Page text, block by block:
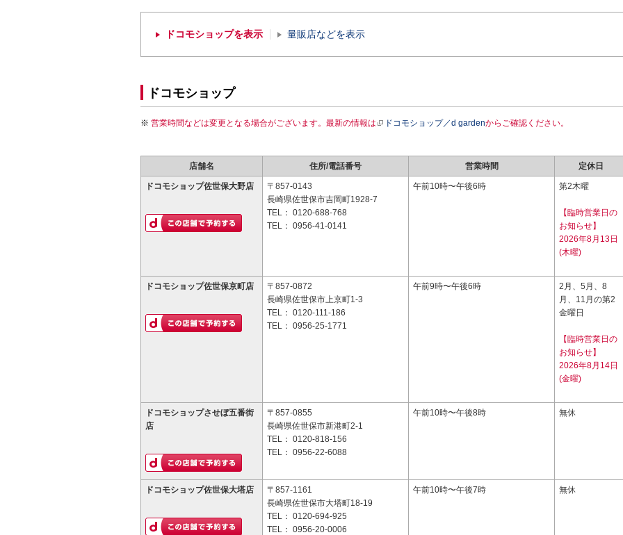
ドコモショップを表示 量販店などを表示
ドコモショップ
営業時間などは変更となる場合がございます。最新の情報は ドコモショップ／d gardenからご確認ください。
店舗名 住所/電話番号 営業時間 定休日
ドコモショップ佐世保大野店
〒857-0143
長崎県佐世保市吉岡町1928-7
TEL： 0120-688-768
TEL： 0956-41-0141
午前10時〜午後6時 第2木曜
【臨時営業日の
お知らせ】
2026年8月13日
(木曜)
ドコモショップ佐世保京町店
〒857-0872
長崎県佐世保市上京町1-3
TEL： 0120-111-186
TEL： 0956-25-1771
午前9時〜午後6時
2月、5月、8
月、11月の第2
金曜日
【臨時営業日の
お知らせ】
2026年8月14日
(金曜)
ドコモショップさせぼ五番街
店
〒857-0855
長崎県佐世保市新港町2-1
TEL： 0120-818-156
TEL： 0956-22-6088
午前10時〜午後8時 無休
ドコモショップ佐世保大塔店
〒857-1161
長崎県佐世保市大塔町18-19
TEL： 0120-694-925
TEL： 0956-20-0006
午前10時〜午後7時 無休